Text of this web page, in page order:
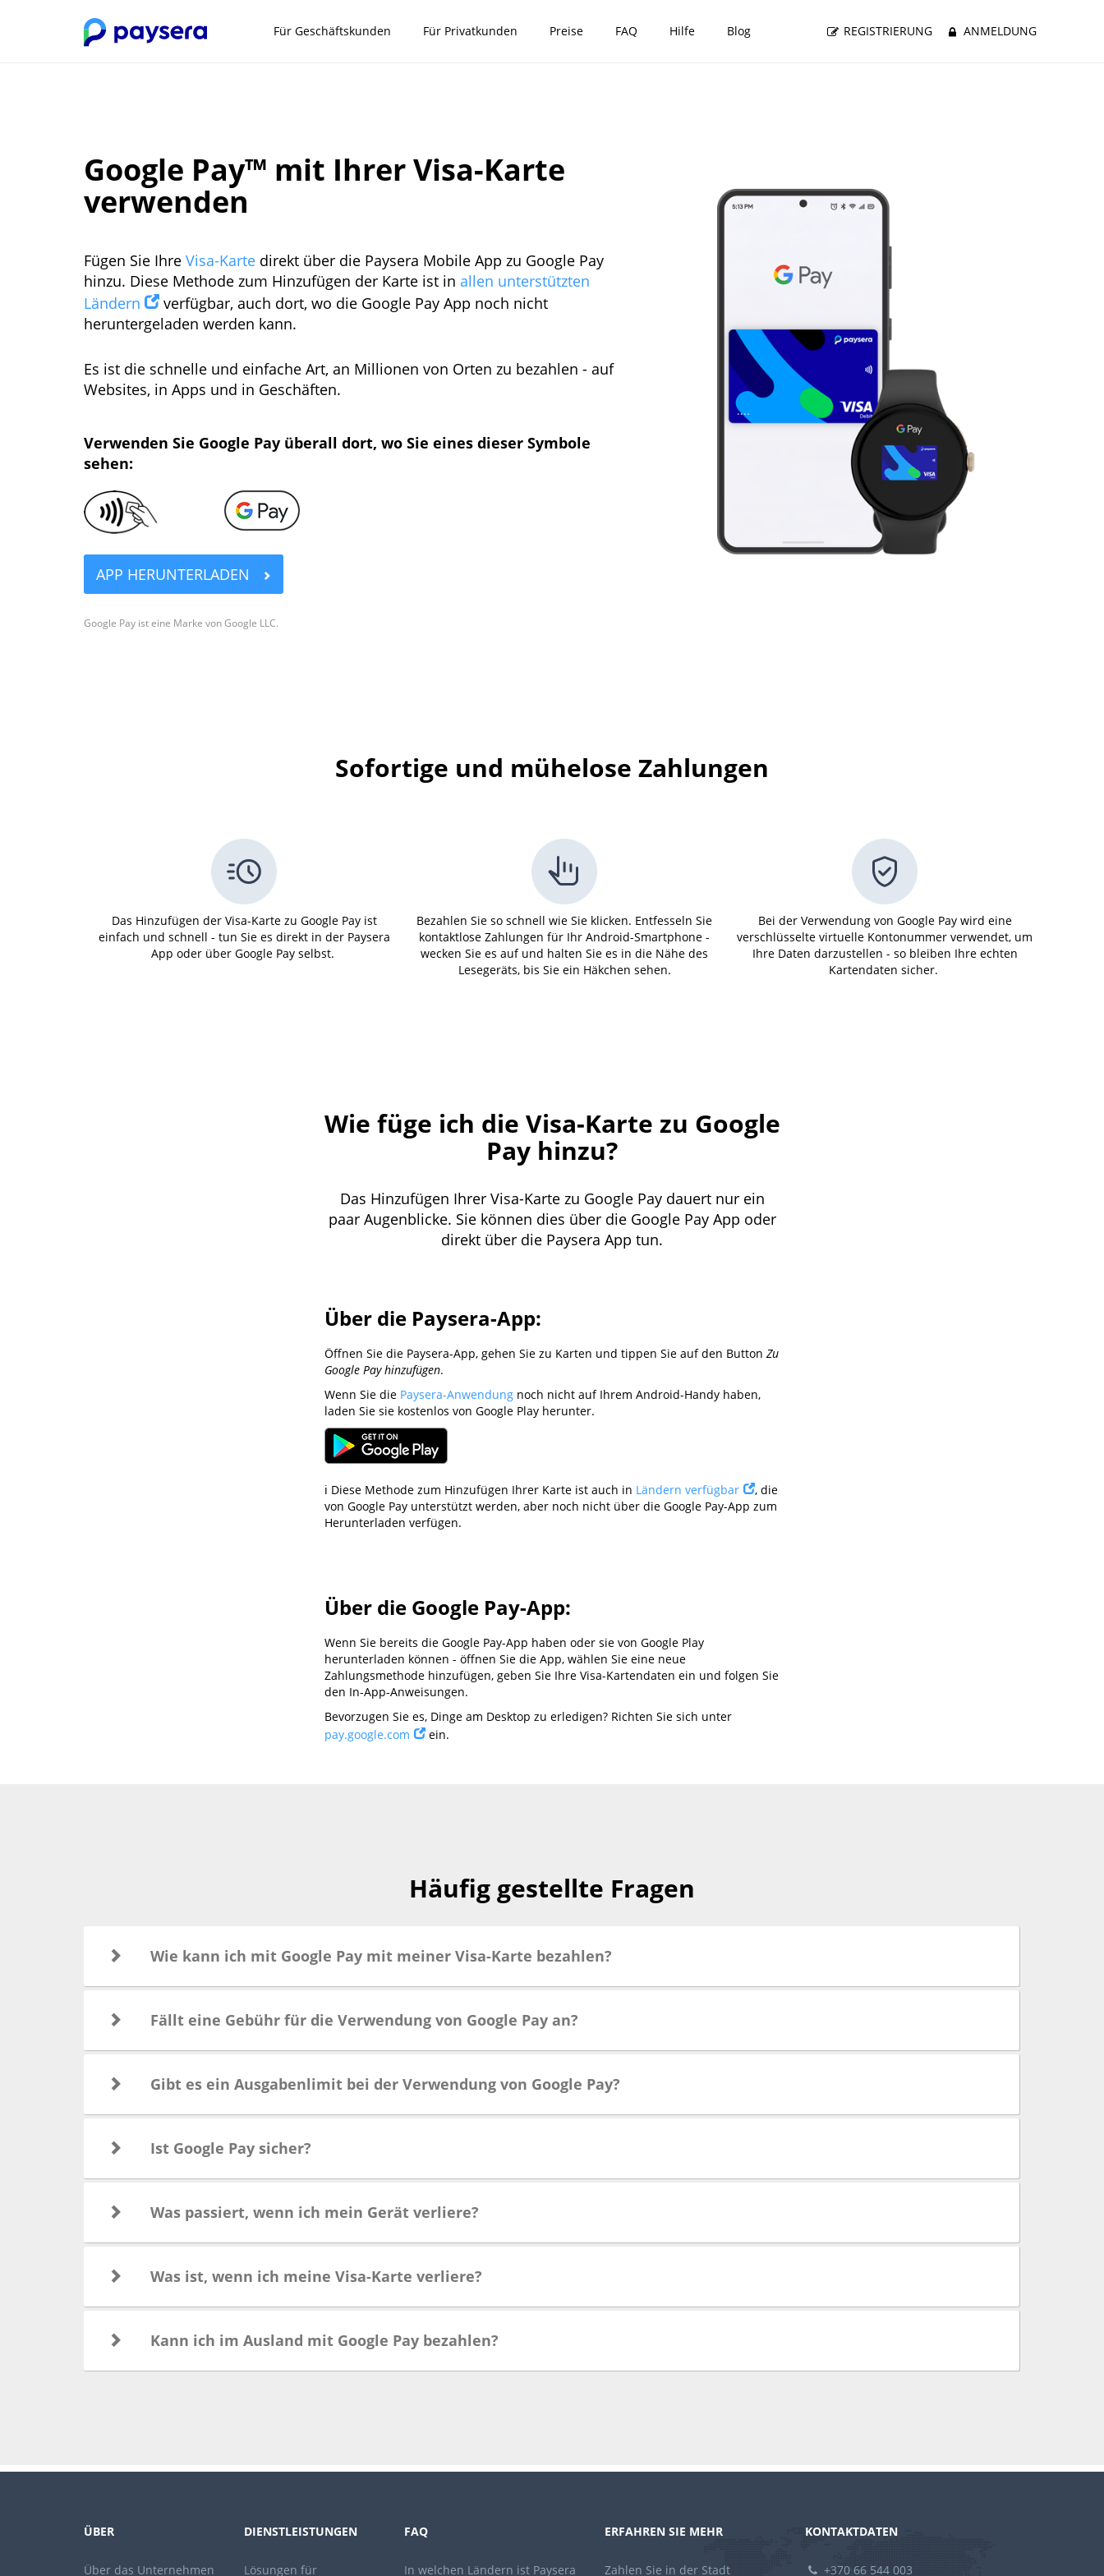
Für Geschäftskunden Für Privatkunden Preise FAQ Hilfe Blog REGISTRIERUNG ANMELDUNG
Google Pay™ mit Ihrer Visa-Karte
verwenden
Fügen Sie Ihre Visa-Karte direkt über die Paysera Mobile App zu Google Pay
hinzu. Diese Methode zum Hinzufügen der Karte ist in allen unterstützten
Ländern
verfügbar, auch dort, wo die Google Pay App noch nicht
heruntergeladen werden kann.
Es ist die schnelle und einfache Art, an Millionen von Orten zu bezahlen - auf
Websites, in Apps und in Geschäften.
Verwenden Sie Google Pay überall dort, wo Sie eines dieser Symbole
sehen:
APP HERUNTERLADEN
Google Pay ist eine Marke von Google LLC.
Sofortige und mühelose Zahlungen
Das Hinzufügen der Visa-Karte zu Google Pay ist
einfach und schnell - tun Sie es direkt in der Paysera
App oder über Google Pay selbst.
Bezahlen Sie so schnell wie Sie klicken. Entfesseln Sie
kontaktlose Zahlungen für Ihr Android-Smartphone -
wecken Sie es auf und halten Sie es in die Nähe des
Lesegeräts, bis Sie ein Häkchen sehen.
Bei der Verwendung von Google Pay wird eine
verschlüsselte virtuelle Kontonummer verwendet, um
Ihre Daten darzustellen - so bleiben Ihre echten
Kartendaten sicher.
Wie füge ich die Visa-Karte zu Google
Pay hinzu?
Das Hinzufügen Ihrer Visa-Karte zu Google Pay dauert nur ein
paar Augenblicke. Sie können dies über die Google Pay App oder
direkt über die Paysera App tun.
Über die Paysera-App:
Öffnen Sie die Paysera-App, gehen Sie zu Karten und tippen Sie auf den Button Zu
Google Pay hinzufügen.
Wenn Sie die Paysera-Anwendungnoch nicht auf Ihrem Android-Handy haben,
laden Sie sie kostenlos von Google Play herunter.
ℹ️ Diese Methode zum Hinzufügen Ihrer Karte ist auch in Ländern verfügbar
, die
von Google Pay unterstützt werden, aber noch nicht über die Google Pay-App zum
Herunterladen verfügen.
Über die Google Pay-App:
Wenn Sie bereits die Google Pay-App haben oder sie von Google Play
herunterladen können - öffnen Sie die App, wählen Sie eine neue
Zahlungsmethode hinzufügen, geben Sie Ihre Visa-Kartendaten ein und folgen Sie
den In-App-Anweisungen.
Bevorzugen Sie es, Dinge am Desktop zu erledigen? Richten Sie sich unter
pay.google.com
ein.
Häufig gestellte Fragen
Wie kann ich mit Google Pay mit meiner Visa-Karte bezahlen?
Fällt eine Gebühr für die Verwendung von Google Pay an?
Gibt es ein Ausgabenlimit bei der Verwendung von Google Pay?
Ist Google Pay sicher?
Was passiert, wenn ich mein Gerät verliere?
Was ist, wenn ich meine Visa-Karte verliere?
Kann ich im Ausland mit Google Pay bezahlen?
ÜBER
Über das Unternehmen
DIENSTLEISTUNGEN
Lösungen für
FAQ
In welchen Ländern ist Paysera
ERFAHREN SIE MEHR
Zahlen Sie in der Stadt
KONTAKTDATEN
+370 66 544 003